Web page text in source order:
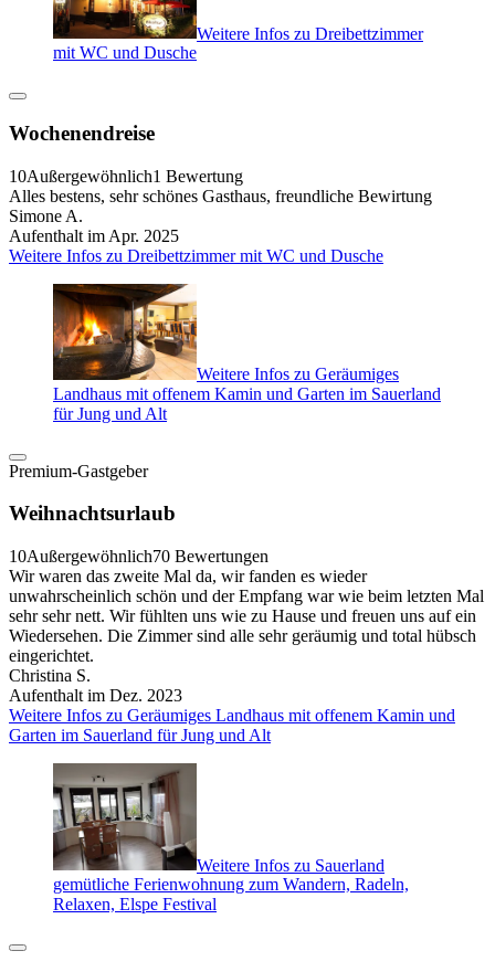
Weitere Infos zu Dreibettzimmer
mit WC und Dusche
Wochenendreise
10Außergewöhnlich1 Bewertung
Alles bestens, sehr schönes Gasthaus, freundliche Bewirtung
Simone A.
Aufenthalt im Apr. 2025
Weitere Infos zu Dreibettzimmer mit WC und Dusche
Weitere Infos zu Geräumiges
Landhaus mit offenem Kamin und Garten im Sauerland
für Jung und Alt
Premium-Gastgeber
Weihnachtsurlaub
10Außergewöhnlich70 Bewertungen
Wir waren das zweite Mal da, wir fanden es wieder
unwahrscheinlich schön und der Empfang war wie beim letzten Mal
sehr sehr nett. Wir fühlten uns wie zu Hause und freuen uns auf ein
Wiedersehen. Die Zimmer sind alle sehr geräumig und total hübsch
eingerichtet.
Christina S.
Aufenthalt im Dez. 2023
Weitere Infos zu Geräumiges Landhaus mit offenem Kamin und
Garten im Sauerland für Jung und Alt
Weitere Infos zu Sauerland
gemütliche Ferienwohnung zum Wandern, Radeln,
Relaxen, Elspe Festival